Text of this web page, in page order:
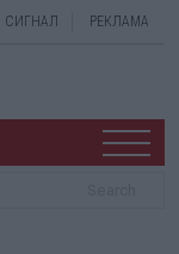
СИГНАЛ РЕКЛАМА